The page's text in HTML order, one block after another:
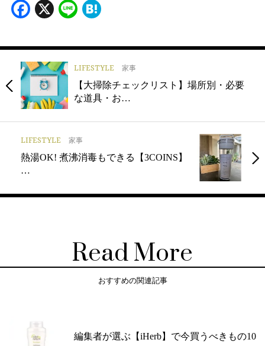
Facebook
X Line
LIFESTYLE 家事
【大掃除チェックリスト】場所別・必要
な道具・お…
LIFESTYLE 家事
熱湯OK! 煮沸消毒もできる【3COINS】
…
Read More
おすすめの関連記事
編集者が選ぶ【iHerb】で今買うべきもの10